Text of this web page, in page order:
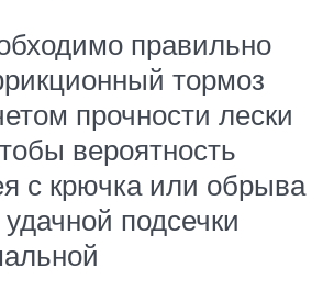
правильно
тормоз
прочности лески
вероятность
с крючка или обрыва
подсечки